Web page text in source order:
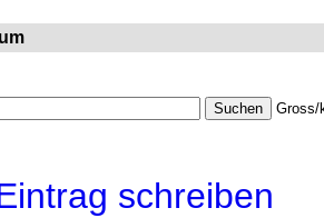
Gross/
schreiben